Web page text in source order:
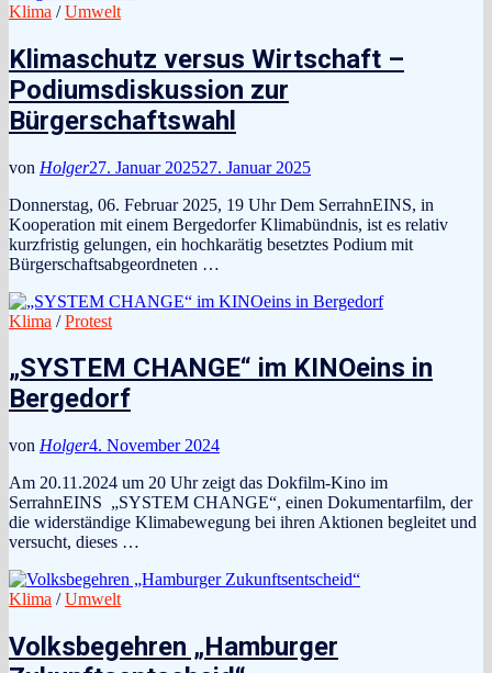
Klima /Umwelt
Klimaschutz versus Wirtschaft –
Podiumsdiskussion zur
Bürgerschaftswahl
von Holger27. Januar 202527. Januar 2025
Donnerstag, 06. Februar 2025, 19 Uhr Dem SerrahnEINS, in
Kooperation mit einem Bergedorfer Klimabündnis, ist es relativ
kurzfristig gelungen, ein hochkarätig besetztes Podium mit
Bürgerschaftsabgeordneten …
Klima /Protest
„SYSTEM CHANGE“ im KINOeins in
Bergedorf
von Holger4. November 2024
Am 20.11.2024 um 20 Uhr zeigt das Dokfilm-Kino im
SerrahnEINS „SYSTEM CHANGE“, einen Dokumentarfilm, der
die widerständige Klimabewegung bei ihren Aktionen begleitet und
versucht, dieses …
Klima /Umwelt
Volksbegehren „Hamburger